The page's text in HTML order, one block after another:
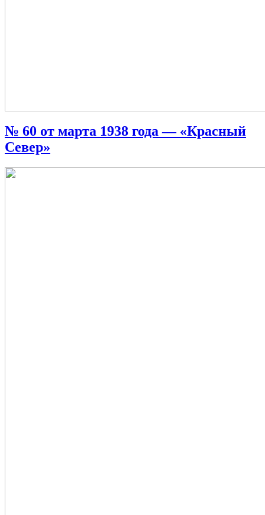
№ 60 от марта 1938 года — «Красный
Север»